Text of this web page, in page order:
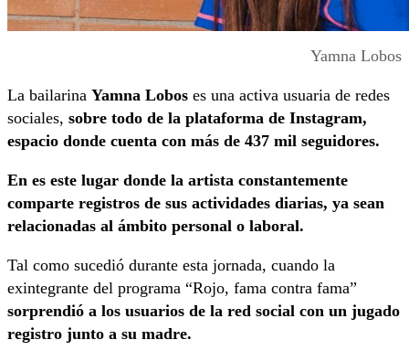
Yamna Lobos
La bailarina Yamna Lobos es una activa usuaria de redes
sociales, sobre todo de la plataforma de Instagram,
espacio donde cuenta con más de 437 mil seguidores.
En es este lugar donde la artista constantemente
comparte registros de sus actividades diarias, ya sean
relacionadas al ámbito personal o laboral.
Tal como sucedió durante esta jornada, cuando la
exintegrante del programa “Rojo, fama contra fama”
sorprendió a los usuarios de la red social con un jugado
registro junto a su madre.